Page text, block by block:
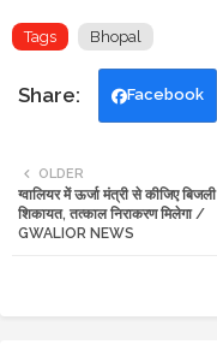
Tags Bhopal
Facebook
OLDER
ग्वालियर में ऊर्जा मंत्री से कीजिए
शिकायत, तत्काल निराकरण मिलेगा /
GWALIOR NEWS